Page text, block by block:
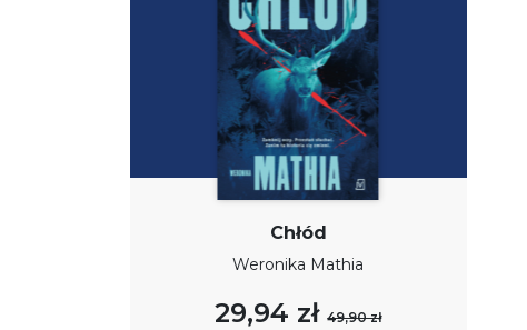
Chłód
Weronika Mathia
29,94 zł49,90 zł